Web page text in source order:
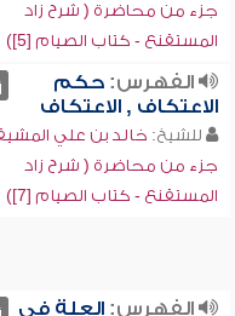
جزء من محاضرة ( شرح زاد
المستقنع - كتاب الصيام [5])
الفهرس:حكم
الاعتكاف , الاعتكاف
للشيخ: خالد بن علي
جزء من محاضرة ( شرح زاد
المستقنع - كتاب الصيام [7])
الفهرس:العلة في